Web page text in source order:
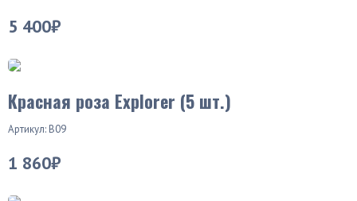
5 400₽
Красная роза Explorer (5 шт.)
Артикул: В09
1 860₽